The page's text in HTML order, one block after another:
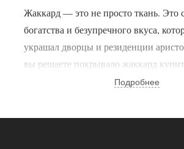
Жаккард — это не просто ткань. Это
богатства и безупречного вкуса,
украшал дворцы и резиденции
вы решаете покрывало жаккард
76 000 ₽ бренда «Claire Batiste», вы
Подробнее